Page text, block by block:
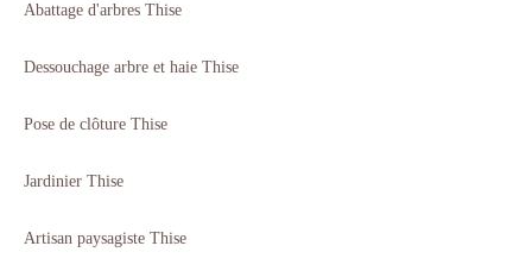
Abattage d'arbres Thise
Dessouchage arbre et haie Thise
Pose de clôture Thise
Jardinier Thise
Artisan paysagiste Thise